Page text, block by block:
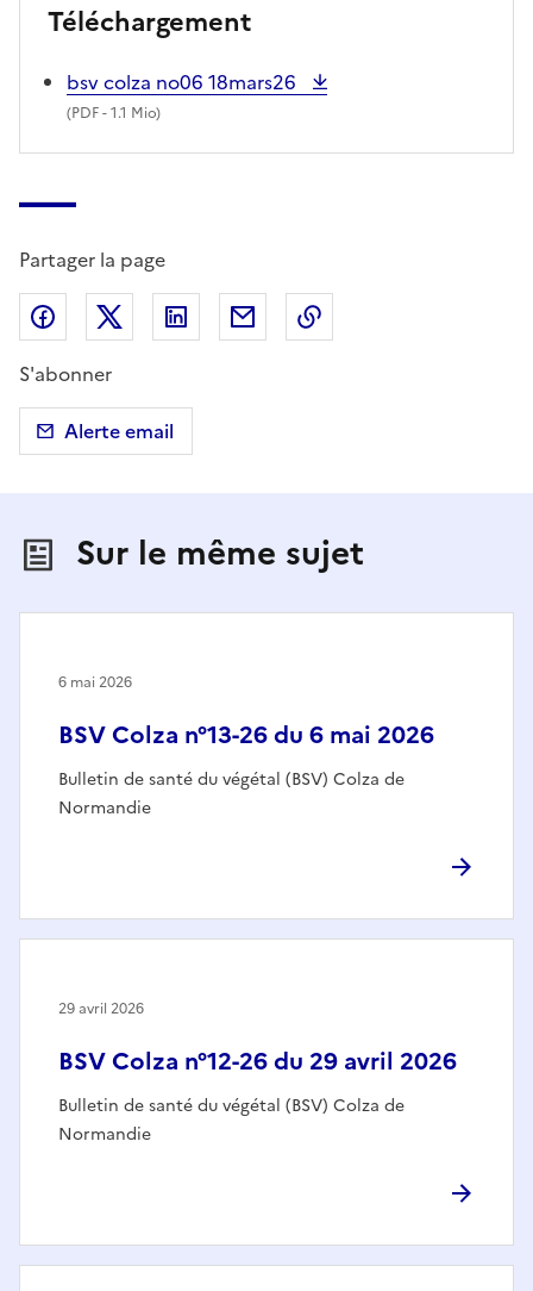
Téléchargement
bsv colza no06 18mars26
(PDF- 1.1 Mio)
Partager la page
Partager sur Facebook
Partager sur X (anciennement Twitter)
Partager sur LinkedIn
Partager par email
S'abonner
Alerte email
Sur le même sujet
BSV Colza n°13-26 du 6 mai 2026
Bulletin de santé du végétal (BSV) Colza de
Normandie
6 mai 2026
BSV Colza n°12-26 du 29 avril 2026
Bulletin de santé du végétal (BSV) Colza de
Normandie
29 avril 2026